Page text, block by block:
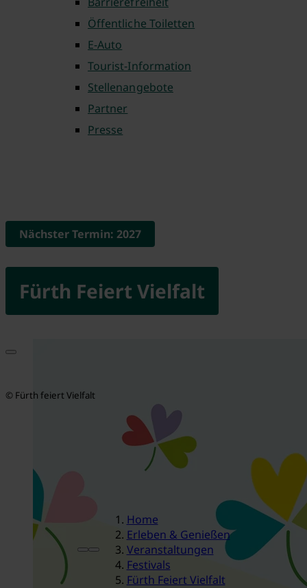
Öffentliche Toiletten
E-Auto
Tourist-Information
Stellenangebote
Partner
Presse
Fürth Feiert Vielfalt
Nächster Termin: 2027
© Fürth feiert Vielfalt
Home
Erleben & Genießen
Veranstaltungen
Festivals
Fürth Feiert Vielfalt